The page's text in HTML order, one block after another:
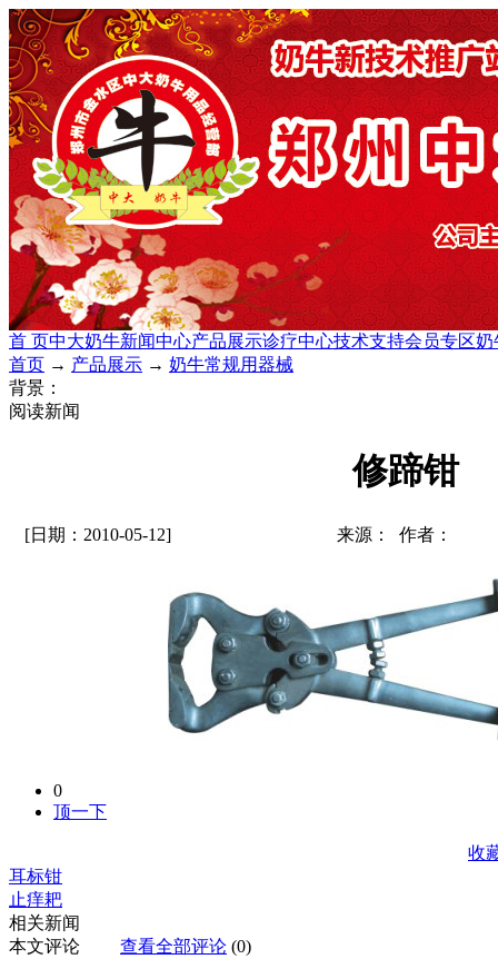
首 页中大奶牛新闻中心产品展示诊疗中心技术支持会员专区奶
首页 → 产品展示 → 奶牛常规用器械
背景：
阅读新闻
修蹄钳
[日期：2010-05-12] 来源： 作者：
0
顶一下
收
耳标钳
止痒耙
相关新闻
本文评论
查看全部评论 (0)